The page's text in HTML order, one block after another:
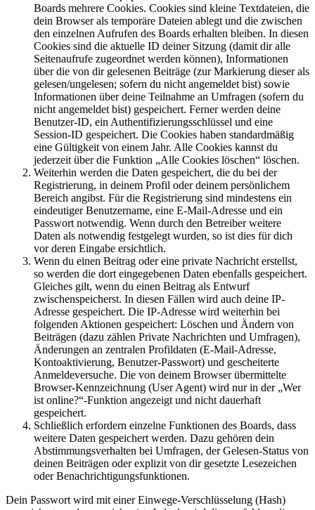
Boards mehrere Cookies. Cookies sind kleine Textdateien, die
dein Browser als temporäre Dateien ablegt und die zwischen
den einzelnen Aufrufen des Boards erhalten bleiben. In diesen
Cookies sind die aktuelle ID deiner Sitzung (damit dir alle
Seitenaufrufe zugeordnet werden können), Informationen
über die von dir gelesenen Beiträge (zur Markierung dieser als
gelesen/ungelesen; sofern du nicht angemeldet bist) sowie
Informationen über deine Teilnahme an Umfragen (sofern du
nicht angemeldet bist) gespeichert. Ferner werden deine
Benutzer-ID, ein Authentifizierungsschlüssel und eine
Session-ID gespeichert. Die Cookies haben standardmäßig
eine Gültigkeit von einem Jahr. Alle Cookies kannst du
jederzeit über die Funktion „Alle Cookies löschen“ löschen.
Weiterhin werden die Daten gespeichert, die du bei der
Registrierung, in deinem Profil oder deinem persönlichem
Bereich angibst. Für die Registrierung sind mindestens ein
eindeutiger Benutzername, eine E-Mail-Adresse und ein
Passwort notwendig. Wenn durch den Betreiber weitere
Daten als notwendig festgelegt wurden, so ist dies für dich
vor deren Eingabe ersichtlich.
Wenn du einen Beitrag oder eine private Nachricht erstellst,
so werden die dort eingegebenen Daten ebenfalls gespeichert.
Gleiches gilt, wenn du einen Beitrag als Entwurf
zwischenspeicherst. In diesen Fällen wird auch deine IP-
Adresse gespeichert. Die IP-Adresse wird weiterhin bei
folgenden Aktionen gespeichert: Löschen und Ändern von
Beiträgen (dazu zählen Private Nachrichten und Umfragen),
Änderungen an zentralen Profildaten (E-Mail-Adresse,
Kontoaktivierung, Benutzer-Passwort) und gescheiterte
Anmeldeversuche. Die von deinem Browser übermittelte
Browser-Kennzeichnung (User Agent) wird nur in der „Wer
ist online?“-Funktion angezeigt und nicht dauerhaft
gespeichert.
Schließlich erfordern einzelne Funktionen des Boards, dass
weitere Daten gespeichert werden. Dazu gehören dein
Abstimmungsverhalten bei Umfragen, der Gelesen-Status von
deinen Beiträgen oder explizit von dir gesetzte Lesezeichen
oder Benachrichtigungsfunktionen.
Dein Passwort wird mit einer Einwege-Verschlüsselung (Hash)